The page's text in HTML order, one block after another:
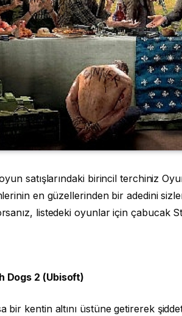
satışlarındaki birincil terchiniz
en güzellerinden bir adedini
listedeki oyunlar için çabucak
Dogs 2 (Ubisoft)
bir kentin altını üstüne getirerek